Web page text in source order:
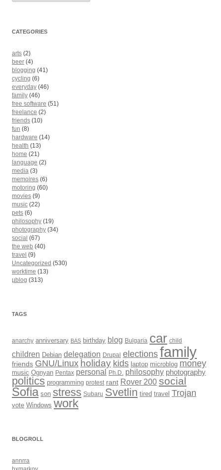
CATEGORIES
arts (2)
beer (4)
blogging (41)
cycling (6)
everyday (46)
family (46)
free software (51)
freelance (2)
friends (10)
fun (8)
hardware (14)
health (13)
home (21)
language (2)
media (3)
memoires (6)
motoring (60)
movies (9)
music (22)
pets (6)
philosophy (19)
photography (34)
social (67)
the web (40)
travel (9)
Uncategorized (530)
worktime (13)
µblog (313)
TAGS
anarchy anniversary BAS birthday blog Bulgaria car child
children Debian delegation Drupal elections family
friends GNU/Linux holiday kids laptop microblog money
music Ognyan Pentax personal Ph.D. philosophy photography
politics programming protest rant Rover 200 social
Sofia son stress Subaru Svetlin tired travel Trojan
vote Windows work
BLOGROLL
annrra